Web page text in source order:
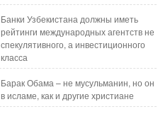
Банки Узбекистана должны иметь
рейтинги международных агентств не
спекулятивного, а инвестиционного
класса
Барак Обама – не мусульманин, но он
в исламе, как и другие христиане